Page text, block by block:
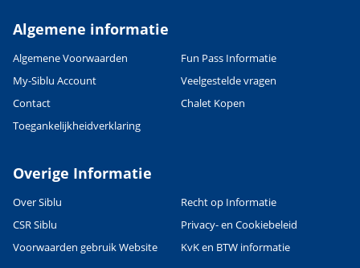
Algemene informatie
Algemene Voorwaarden
Fun Pass Informatie
My-Siblu Account
Veelgestelde vragen
Contact
Chalet Kopen
Toegankelijkheidverklaring
Overige Informatie
Over Siblu
Recht op Informatie
CSR Siblu
Privacy- en Cookiebeleid
Voorwaarden gebruik Website
KvK en BTW informatie